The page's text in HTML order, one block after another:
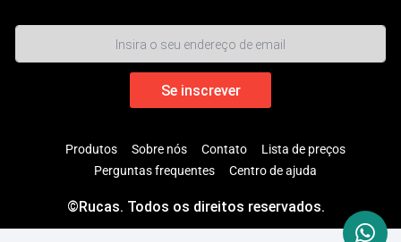
Produtos Sobre nós Contato
Lista de preços
Perguntas frequentes
Centro de ajuda
©Rucas. Todos os direitos reservados.